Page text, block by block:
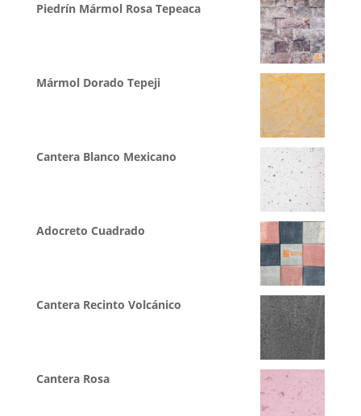
Piedrín Mármol Rosa Tepeaca
Mármol Dorado Tepeji
Cantera Blanco Mexicano
Adocreto Cuadrado
Cantera Recinto Volcánico
Cantera Rosa